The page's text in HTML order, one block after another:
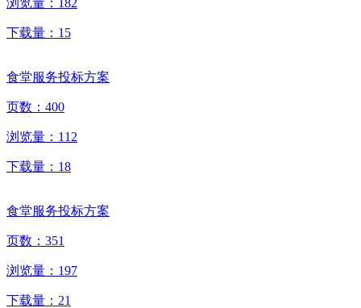
浏览量： 182
下载量： 15
食堂服务投标方案
页数： 400
浏览量： 112
下载量： 18
食堂服务投标方案
页数： 351
浏览量： 197
下载量： 21